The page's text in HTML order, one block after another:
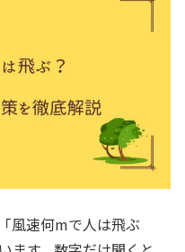
風速何mで人は飛ぶ